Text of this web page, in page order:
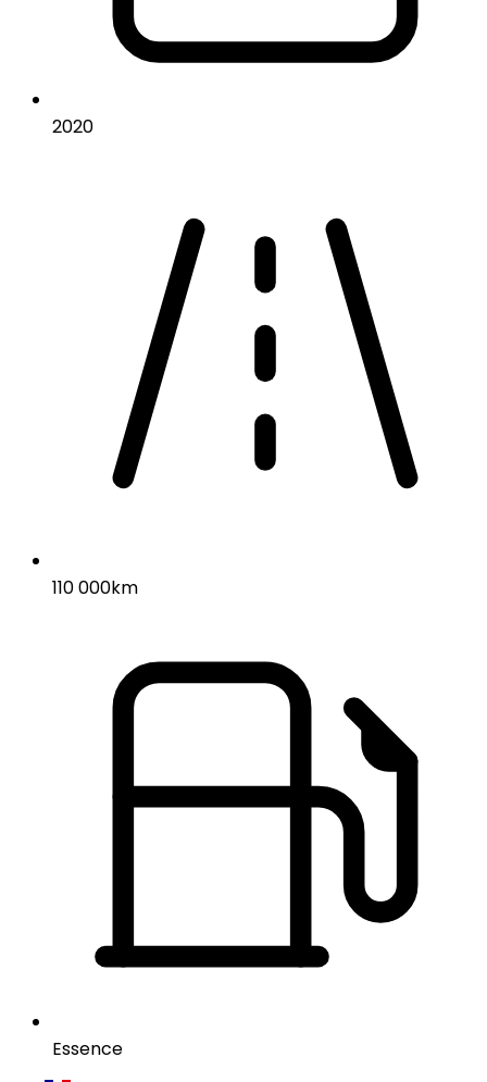
2020
110 000km
Essence